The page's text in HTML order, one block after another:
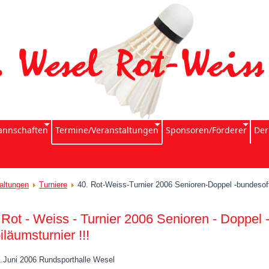
Termine/Veranstaltungen Sponsoren/Förderer
Turniere 40. Rot-Weiss-Turnier 2006 Senioren-Doppel -
- Weiss - Turnier 2006 Senioren - Doppel
!!!
2006 Rundsporthalle Wesel